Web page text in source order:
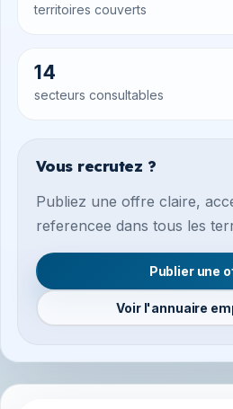
territoires couverts
14
secteurs consultables
Vous recrutez ?
Publiez une offre claire,
referencee dans tous les
Publier une
Voir l'annuaire